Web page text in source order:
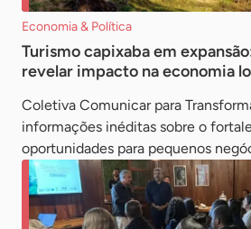
Economia & Política
Turismo capixaba em
revelar impacto na economia
Coletiva Comunicar para
informações inéditas sobre o
oportunidades para pequenos